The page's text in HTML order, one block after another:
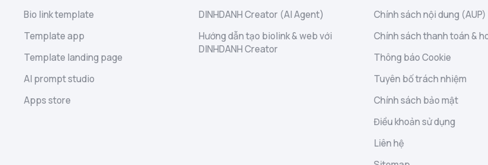
Bio link template
Template app
Template landing page
AI prompt studio
Apps store
DINHDANH Creator (AI Agent)
Hướng dẫn tạo biolink & web với
DINHDANH Creator
Chính sách nội dung (AUP)
Chính sách thanh toán &
Thông báo Cookie
Tuyên bố trách nhiệm
Chính sách bảo mật
Điều khoản sử dụng
Liên hệ